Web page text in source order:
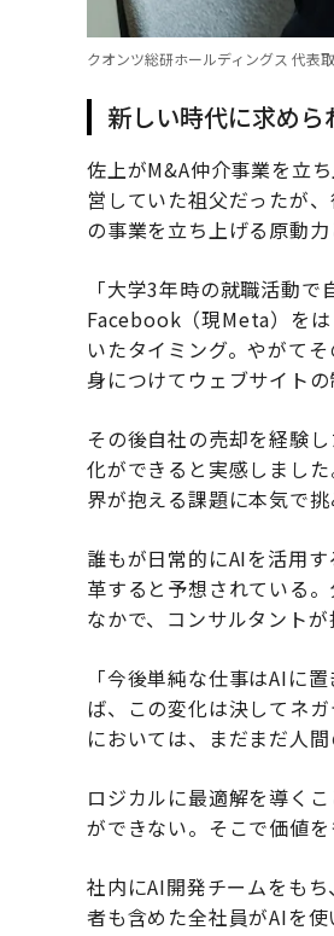
クオンツ総研ホールディングス 代表
新しい時代に求め
佐上がM&A仲介事業を立
営していた祖父だったが
の事業を立ち上げる原動力
「大学3年時の就職活動
Facebook（現Meta）を
いたタイミング。やがて
身につけてウェブサイト
その後自社の売却を経験
化ができると実感しまし
界が抱える課題に本気で
誰もが日常的にAIを活用
革すると予想されている
なかで、コンサルタント
「今後単純な仕事はAIに
ば、この変化は決してネ
においては、まだまだ人
ロジカルに最適解を導く
ができない。そこで価値
社内にAI開発チームをも
者も含めた全社員がAIを